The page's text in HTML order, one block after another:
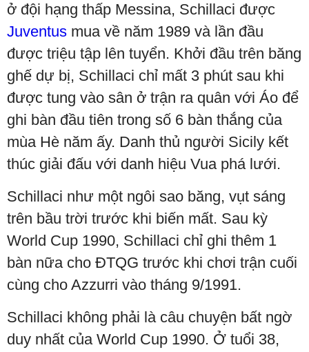
ở đội hạng thấp Messina, Schillaci được
Juventus mua về năm 1989 và lần đầu
được triệu tập lên tuyển. Khởi đầu trên băng
ghế dự bị, Schillaci chỉ mất 3 phút sau khi
được tung vào sân ở trận ra quân với Áo để
ghi bàn đầu tiên trong số 6 bàn thắng của
mùa Hè năm ấy. Danh thủ người Sicily kết
thúc giải đấu với danh hiệu Vua phá lưới.
Schillaci như một ngôi sao băng, vụt sáng
trên bầu trời trước khi biến mất. Sau kỳ
World Cup 1990, Schillaci chỉ ghi thêm 1
bàn nữa cho ĐTQG trước khi chơi trận cuối
cùng cho Azzurri vào tháng 9/1991.
Schillaci không phải là câu chuyện bất ngờ
duy nhất của World Cup 1990. Ở tuổi 38,